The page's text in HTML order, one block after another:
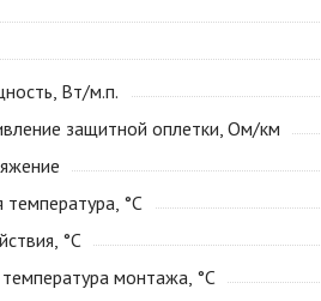
Вт/м.п.
защитной оплетки, Ом/км
температура, °С
°С
монтажа, °С